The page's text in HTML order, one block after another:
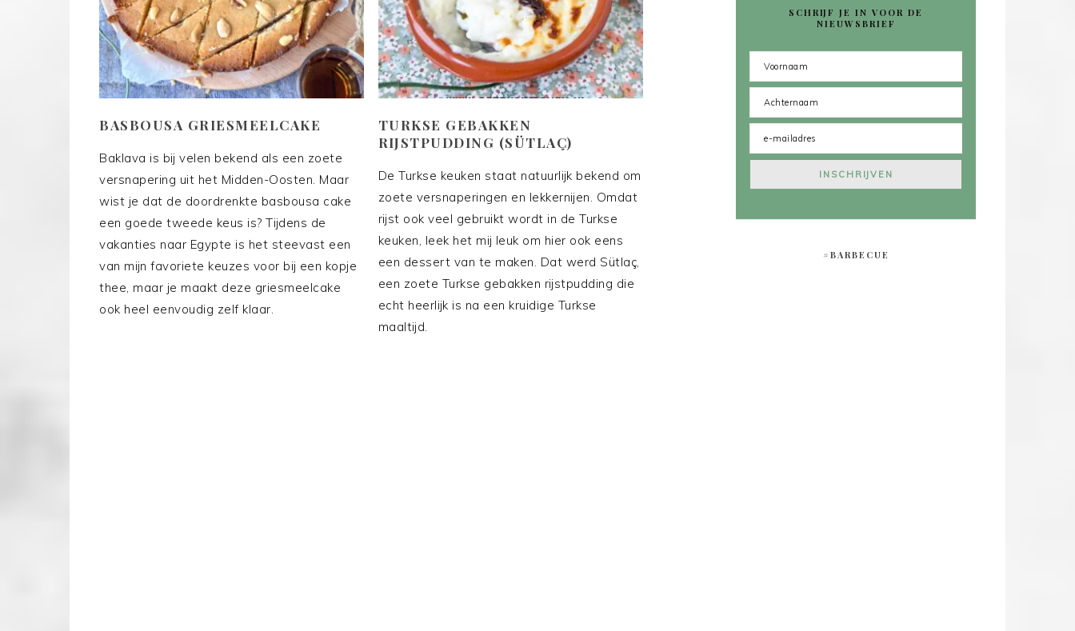
BASBOUSA GRIESMEELCAKE
Baklava is bij velen bekend als een zoete
versnapering uit het Midden-Oosten. Maar
wist je dat de doordrenkte basbousa cake
een goede tweede keus is? Tijdens de
vakanties naar Egypte is het steevast een
van mijn favoriete keuzes voor bij een kopje
thee, maar je maakt deze griesmeelcake
ook heel eenvoudig zelf klaar.
TURKSE GEBAKKEN
RIJSTPUDDING (SÜTLAÇ)
De Turkse keuken staat natuurlijk bekend om
zoete versnaperingen en lekkernijen. Omdat
rijst ook veel gebruikt wordt in de Turkse
keuken, leek het mij leuk om hier ook eens
een dessert van te maken. Dat werd Sütlaç,
een zoete Turkse gebakken rijstpudding die
echt heerlijk is na een kruidige Turkse
maaltijd.
SCHRIJF JE IN VOOR DE
NIEUWSBRIEF
#BARBECUE